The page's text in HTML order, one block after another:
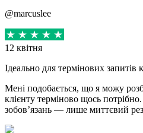
@marcuslee
12 квітня
Ідеально для термінових запитів
Мені подобається, що я можу
клієнту терміново щось
зобов’язань — лише миттєвий